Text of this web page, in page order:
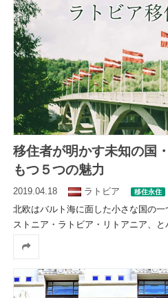
移住者が明かす未知の国
もつ５つの魅力
2019.04.18 ラトビア 移住永住
北欧はバルト海に面した小さな国の
ストニア・ラトビア・リトアニア、と